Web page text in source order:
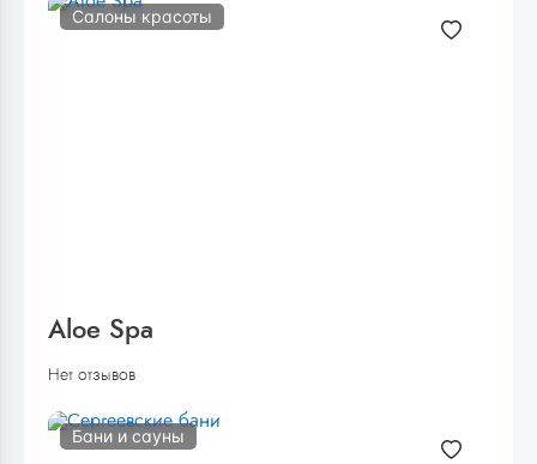
Салоны красоты
Aloe Spa
Нет отзывов
Бани и сауны